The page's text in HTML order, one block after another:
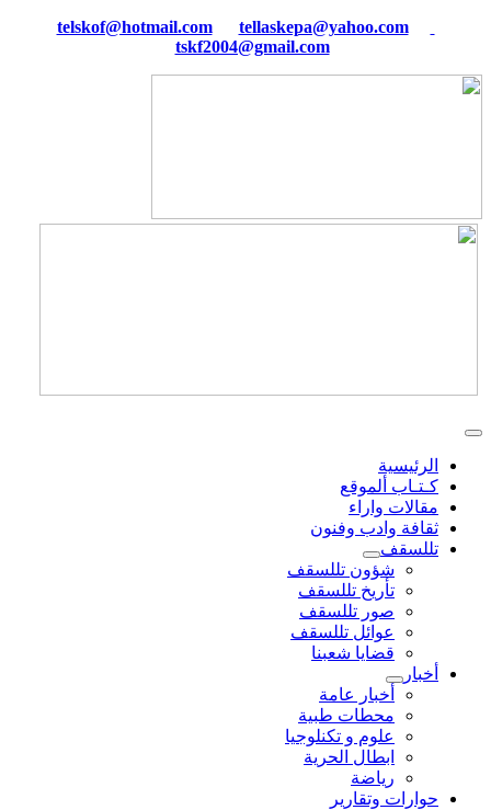
tellaskepa@yahoo.com
tskf2004@gmail.com
الرئيسية
كـتـاب ألموقع
مقالات واراء
ثقافة وادب وفنون
تللسقف
شؤون تللسقف
تأريخ تللسقف
صور تللسقف
عوائل تللسقف
قضايا شعبنا
أخبار
أخبار عامة
محطات طبية
علوم و تکنلوجیا
ابطال الحرية
رياضة
حوارات وتقارير